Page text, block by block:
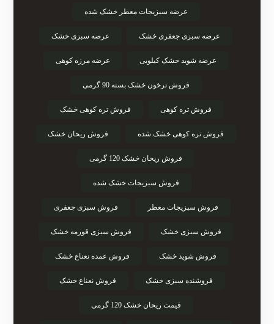
عرضه سبزیجات معطر خشک شده
عرضه سبزی جعفری خشک عرضه سبزی خشک
عرضه شوید خشک کیلویی عرضه مرزه کوهی
فروش ترخون خشک بسته 90 گرمی
فروش تره کوهی فروش تره کوهی خشک
فروش تره کوهی خشک شده فروش ریحان خشک
فروش ریحان خشک 120 گرمی
فروش سبزیجات خشک شده
فروش سبزیجات معطر فروش سبزی جعفری
فروش سبزی خشک فروش سبزی قورمه خشک
فروش شوید خشک فروش عمده نعناع خشک
فروشنده سبزی خشک فروش نعناع خشک
قیمت ریحان خشک 120 گرمی